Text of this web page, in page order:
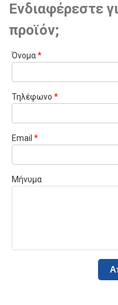
Ενδιαφέρεστε
προϊόν;
Όνομα*
Τηλέφωνο *
Email *
Μήνυμα